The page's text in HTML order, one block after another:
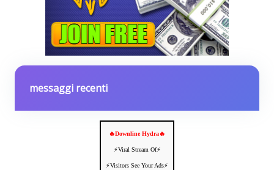
messaggi recenti
🔥Downline Hydra🔥
⚡️Viral Stream Of⚡️
⚡️Visitors See Your Ads⚡